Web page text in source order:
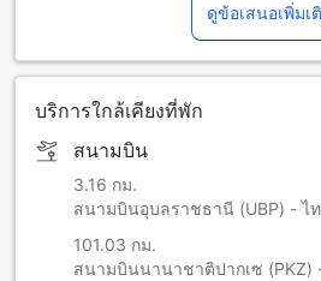
ดูข้อเสนอเพิ่มเ
บริการใกล้เคียงที่พัก
สนามบิน
3.16 กม.
สนามบินอุบลราชธานี (UBP) - ไ
101.03 กม.
สนามบินนานาชาติปากเซ (PKZ)